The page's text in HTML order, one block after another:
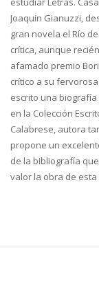
Joaquin Gianuzzi,
gran novela el Río
crítica, aunque
afamado premio
crítico a su
escrito una biografía
en la Colección
Calabrese, autora
propone un
de la bibliografía
valor la obra de